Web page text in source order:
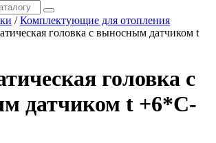
/ Комплектующие для отопления
головка с выносным датчиком t
головка с
датчиком t +6*С-